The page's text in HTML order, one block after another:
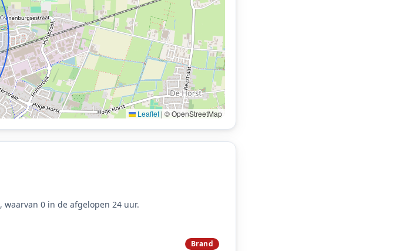
Leaflet | © OpenStreetMap
0 in de afgelopen 24 uur.
Brand